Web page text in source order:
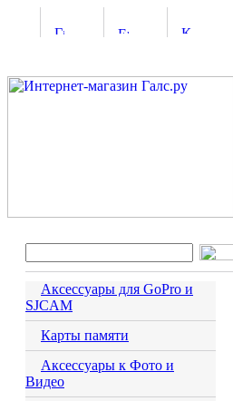
Аксессуары для GoPro и
SJCAM
Карты памяти
Аксессуары к Фото и
Видео